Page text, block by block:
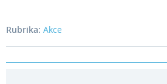
Rubrika: Akce